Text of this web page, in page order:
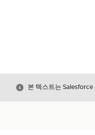
닫기본 텍스트는